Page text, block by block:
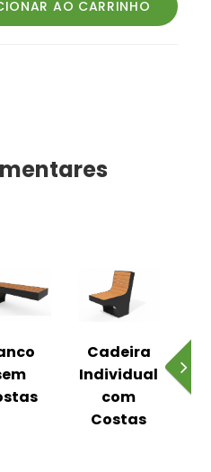
Cadeira
Individual
com
Costas